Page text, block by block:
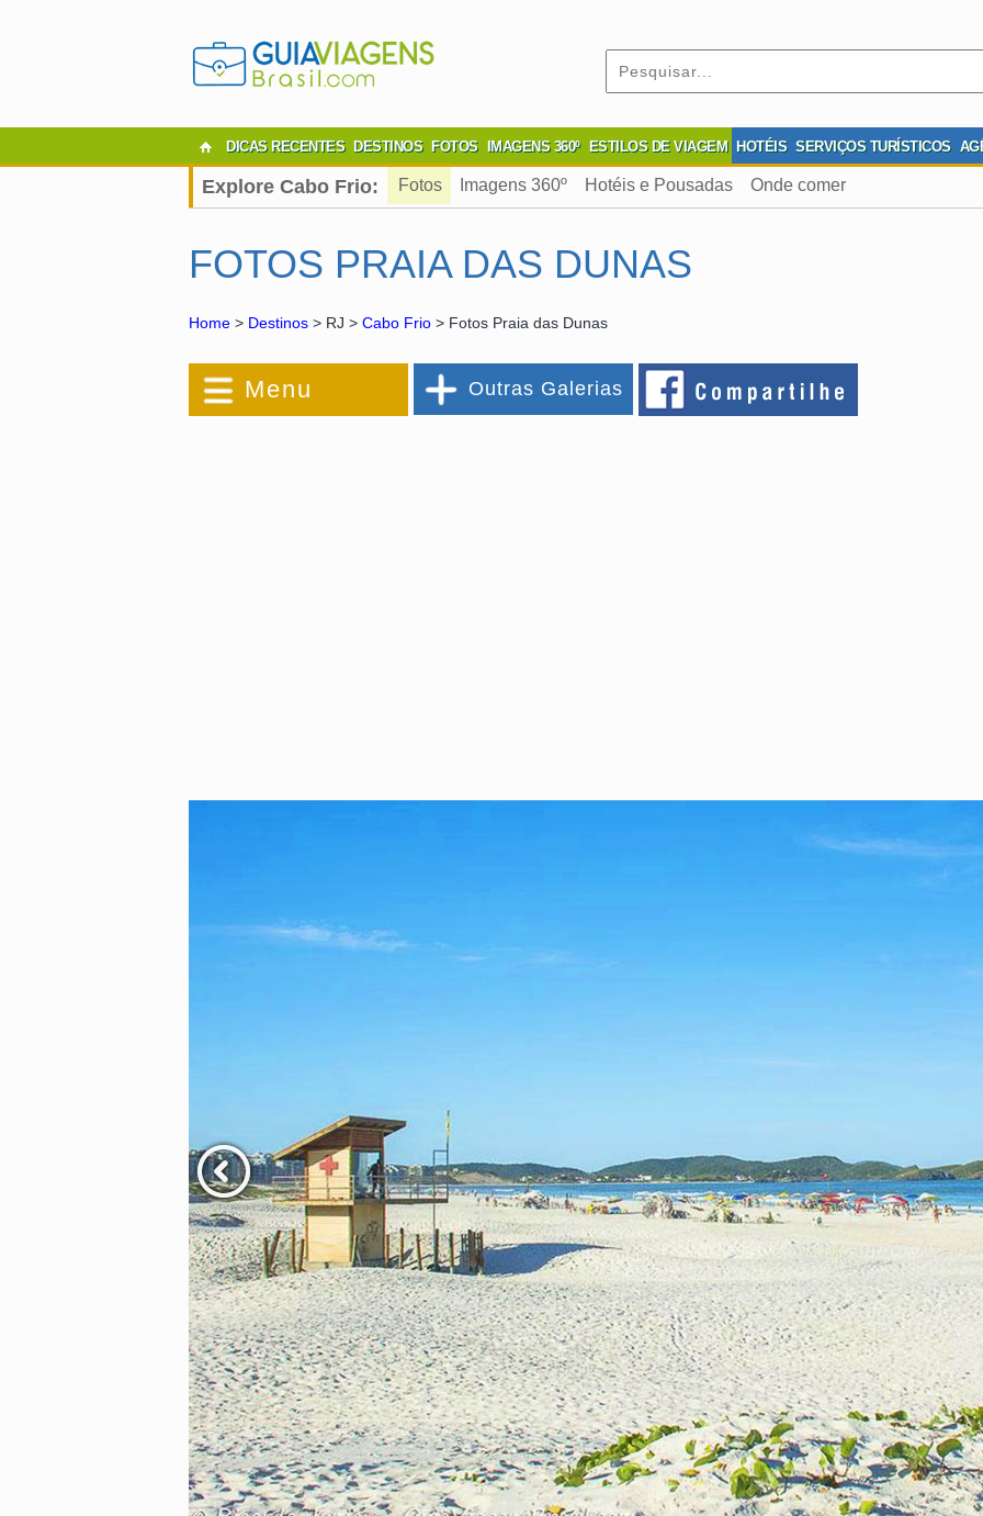
DICAS RECENTES DESTINOS FOTOS IMAGENS 360º ESTILOS DE VIAGEM HOTÉIS SERVIÇOS TURÍSTICOS
Explore Cabo Frio: Fotos Imagens 360º Hotéis e Pousadas Onde comer
FOTOS PRAIA DAS DUNAS
Home > Destinos > RJ > Cabo Frio > Fotos Praia das Dunas
Menu Outras Galerias